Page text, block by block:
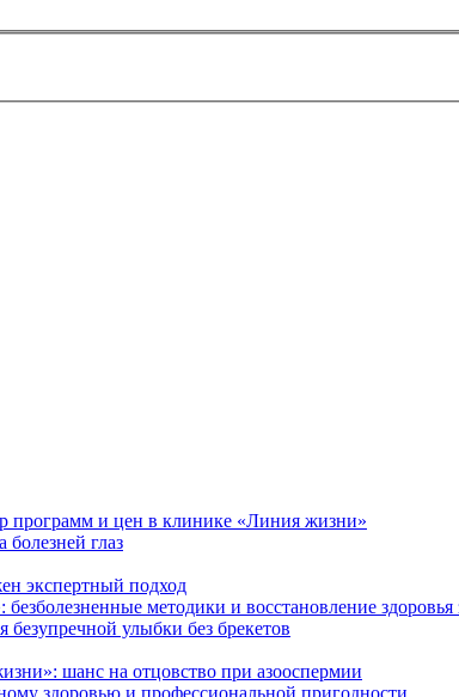
программ и цен в клинике «Линия жизни»
глаз
экспертный подход
методики и восстановление здоровья
улыбки без брекетов
шанс на отцовство при азооспермии
здоровью и профессиональной пригодности